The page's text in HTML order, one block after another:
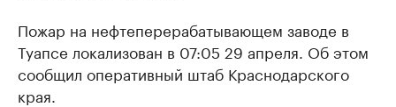
Пожар на нефтеперерабатывающем заводе в
Туапсе локализован в 07:05 29 апреля. Об этом
сообщил оперативный штаб Краснодарского
края.